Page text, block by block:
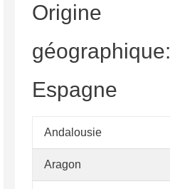
Origine
géographique:
Espagne
Andalousie
Aragon